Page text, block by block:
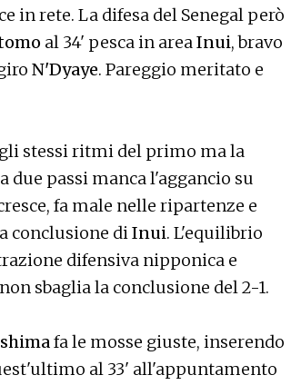
in rete. La difesa del Senegal però
al 34' pesca in areaInui, bravo
N'Dyaye. Pareggio meritato e
stessi ritmi del primo ma la
due passi manca l'aggancio su
fa male nelle ripartenze e
conclusione diInui. L'equilibrio
difensiva nipponica e
sbaglia la conclusione del 2-1.
fa le mosse giuste, inserendo
al 33' all'appuntamento